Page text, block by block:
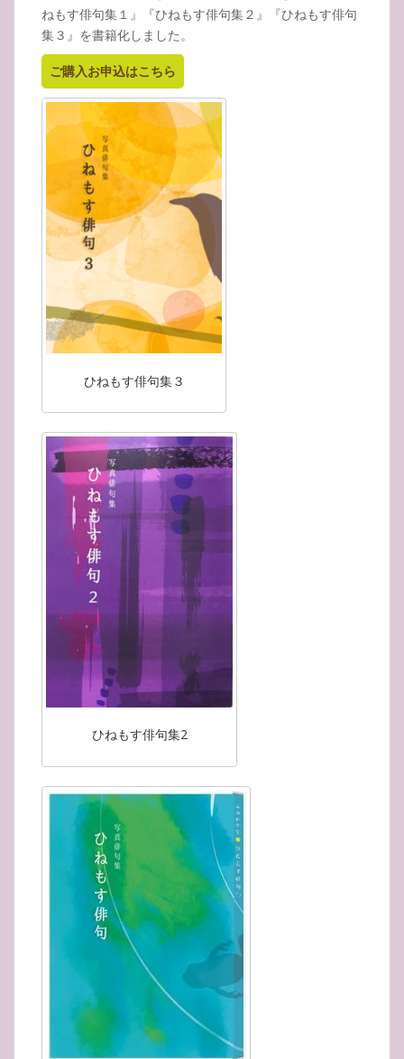
ねもす俳句集１』『ひねもす俳句集２』『ひねもす俳句
集３』を書籍化しました。
ご購入お申込はこちら
ひねもす俳句集３
ひねもす俳句集2